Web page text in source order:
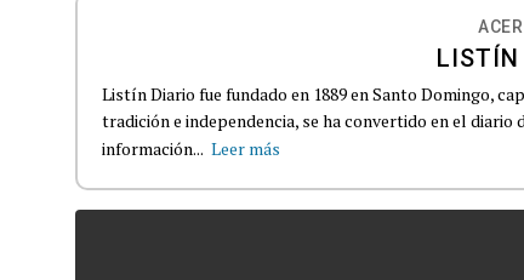
LISTÍN
Listín Diario fue fundado en 1889 en Santo Domingo,
tradición e independencia, se ha convertido en el diario
información... Leer más